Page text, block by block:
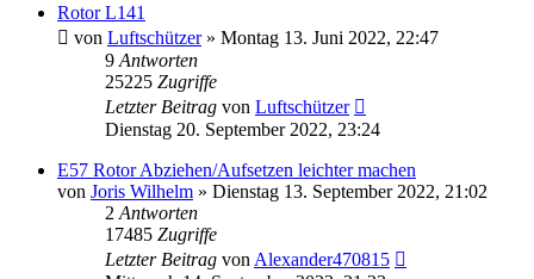
Rotor L141
von Luftschützer» Montag 13. Juni 2022, 22:47
9 Antworten
25225 Zugriffe
Letzter Beitrag von Luftschützer
Dienstag 20. September 2022, 23:24
E57 Rotor Abziehen/Aufsetzen leichter machen
von Joris Wilhelm » Dienstag 13. September 2022, 21:02
2 Antworten
17485 Zugriffe
Letzter Beitrag von Alexander470815